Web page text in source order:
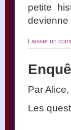
petite
devienne
Laisser un
Par
Les